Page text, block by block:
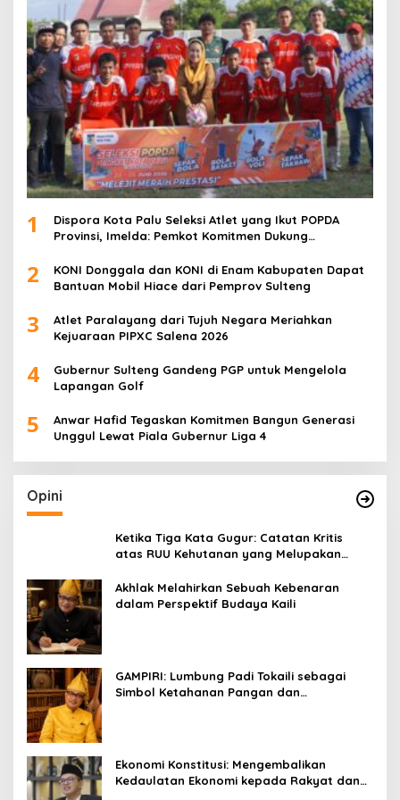
1
Dispora Kota Palu Seleksi Atlet yang Ikut POPDA
Provinsi, Imelda: Pemkot Komitmen Dukung
2
KONI Donggala dan KONI di Enam Kabupaten Dapat
Bantuan Mobil Hiace dari Pemprov Sulteng
3
Atlet Paralayang dari Tujuh Negara Meriahkan
Kejuaraan PIPXC Salena 2026
4
Gubernur Sulteng Gandeng PGP untuk Mengelola
Lapangan Golf
5
Anwar Hafid Tegaskan Komitmen Bangun Generasi
Unggul Lewat Piala Gubernur Liga 4
Opini
Ketika Tiga Kata Gugur: Catatan Kritis
atas RUU Kehutanan yang Melupakan
Akhlak Melahirkan Sebuah Kebenaran
dalam Perspektif Budaya Kaili
GAMPIRI: Lumbung Padi Tokaili sebagai
Simbol Ketahanan Pangan dan
Ekonomi Konstitusi: Mengembalikan
Kedaulatan Ekonomi kepada Rakyat dan